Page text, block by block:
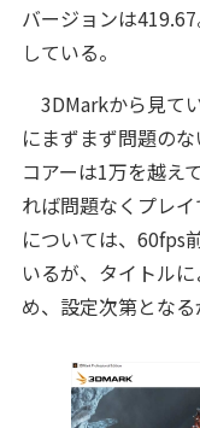
バージョンは
している。
3DMarkから見て
にまずまず問題の
コアーは1万を越え
れば問題なくプレ
については、60fps
いるが、タイトル
め、設定次第となる